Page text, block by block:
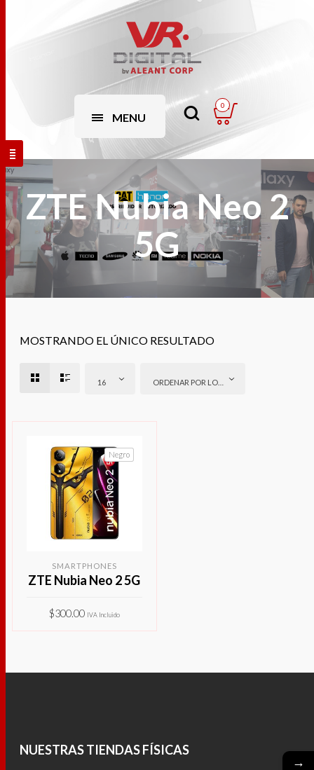
MENU
0
ZTE Nubia Neo 2
5G
MOSTRANDO EL ÚNICO RESULTADO
16 ORDENAR POR LOS ÚLTIMOS
Negro
SMARTPHONES
ZTE Nubia Neo 2 5G
$300.00 IVA Incluido
tiene
opciones
NUESTRAS TIENDAS FÍSICAS
→